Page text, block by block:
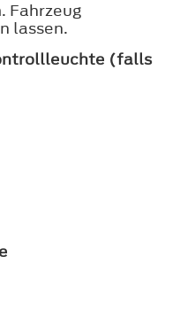
Fahrzeug
lassen.
(falls